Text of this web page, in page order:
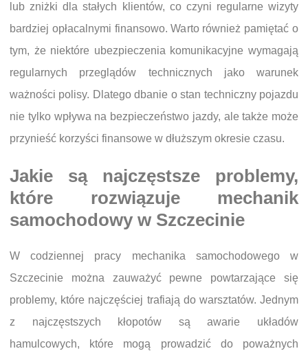
lub zniżki dla stałych klientów, co czyni regularne wizyty
bardziej opłacalnymi finansowo. Warto również pamiętać o
tym, że niektóre ubezpieczenia komunikacyjne wymagają
regularnych przeglądów technicznych jako warunek
ważności polisy. Dlatego dbanie o stan techniczny pojazdu
nie tylko wpływa na bezpieczeństwo jazdy, ale także może
przynieść korzyści finansowe w dłuższym okresie czasu.
Jakie są najczęstsze problemy,
które rozwiązuje mechanik
samochodowy w Szczecinie
W codziennej pracy mechanika samochodowego w
Szczecinie można zauważyć pewne powtarzające się
problemy, które najczęściej trafiają do warsztatów. Jednym
z najczęstszych kłopotów są awarie układów
hamulcowych, które mogą prowadzić do poważnych